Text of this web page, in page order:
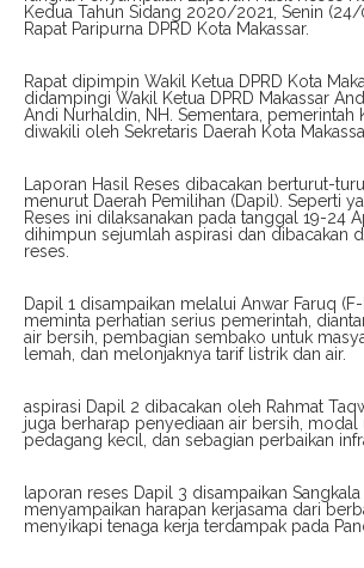
Kedua Tahun Sidang 2020/2021, Senin
Rapat Paripurna DPRD Kota Makassar.
Rapat dipimpin Wakil Ketua DPRD Kota
didampingi Wakil Ketua DPRD Makassar
Andi Nurhaldin, NH. Sementara, pemerintah
diwakili oleh Sekretaris Daerah Kota
Laporan Hasil Reses dibacakan berturut-
menurut Daerah Pemilihan (Dapil). Seperti
Reses ini dilaksanakan pada tanggal 19-24
dihimpun sejumlah aspirasi dan dibacakan
reses.
Dapil 1 disampaikan melalui Anwar Faruq
meminta perhatian serius pemerintah,
air bersih, pembagian sembako untuk
lemah, dan melonjaknya tarif listrik dan air.
aspirasi Dapil 2 dibacakan oleh Rahmat
juga berharap penyediaan air bersih, modal
pedagang kecil, dan sebagian perbaikan
laporan reses Dapil 3 disampaikan Sangkala
menyampaikan harapan kerjasama dari
menyikapi tenaga kerja terdampak pada